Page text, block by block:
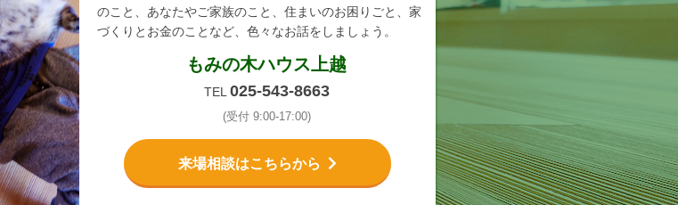
のこと、あなたやご家族のこと、住まいのお困りごと、家
づくりとお金のことなど、色々なお話をしましょう。
もみの木ハウス上越
TEL 025-543-8663
(受付 9:00-17:00)
来場相談はこちらから